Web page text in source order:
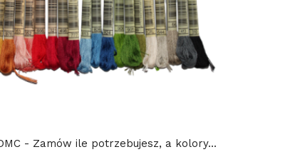
- Zamów ile potrzebujesz, a kolory...